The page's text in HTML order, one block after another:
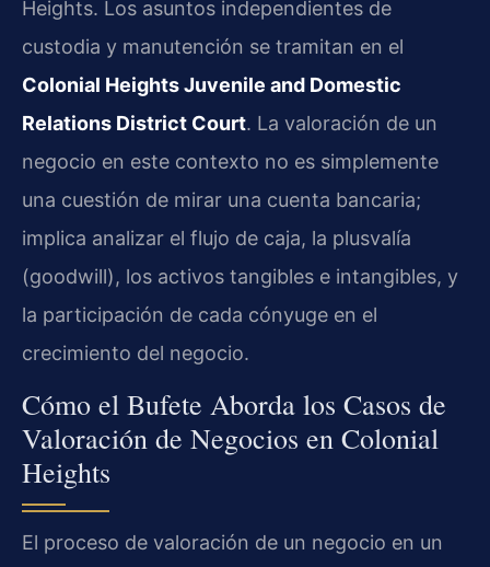
Heights. Los asuntos independientes de
custodia y manutención se tramitan en el
Colonial Heights Juvenile and Domestic
Relations District Court. La valoración de un
negocio en este contexto no es simplemente
una cuestión de mirar una cuenta bancaria;
implica analizar el flujo de caja, la plusvalía
(goodwill), los activos tangibles e intangibles, y
la participación de cada cónyuge en el
crecimiento del negocio.
Cómo el Bufete Aborda los Casos de
Valoración de Negocios en Colonial
Heights
El proceso de valoración de un negocio en un